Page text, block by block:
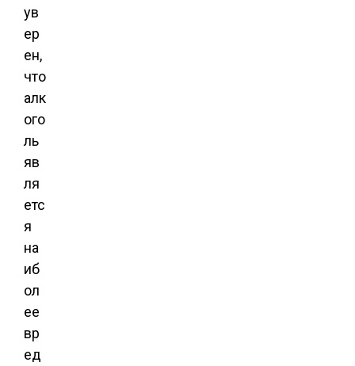
ув
ер
ен,
что
алк
ого
ль
яв
ля
етс
я
на
иб
ол
ее
вр
ед